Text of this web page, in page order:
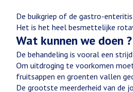
De buikgriep of de gastro-
Het is het heel besmettelijke
Wat kunnen we doen ?
De behandeling is vooral een
Om uitdroging te voorkomen
fruitsappen en groenten vallen
De grootste meerderheid van de